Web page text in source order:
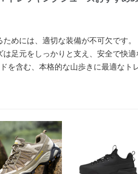
めには、適切な装備が不可欠です。
足元をしっかりと支え、安全で快適
を含む、本格的な山歩きに最適なト